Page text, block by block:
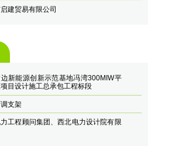
建贸易有限公司
边新能源创新示范基地冯湾300MIW平
目设计施工总承包工程标段
支架
工程顾问集团、西北电力设计院有限